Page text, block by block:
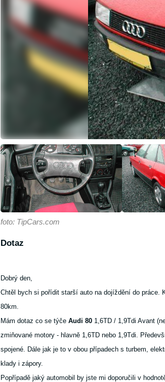
foto: TipCars.com
Dotaz
Dobrý den,
Chtěl bych si pořídit starší auto na dojíždění do práce.
80km.
Mám dotaz co se týče Audi 80 1,6TD / 1,9Tdi Avant
zmiňované motory - hlavně 1,6TD nebo 1,9Tdi.
spojené. Dále jak je to v obou případech s turbem,
klady i zápory.
Popřípadě jaký automobil by jste mi doporučili v